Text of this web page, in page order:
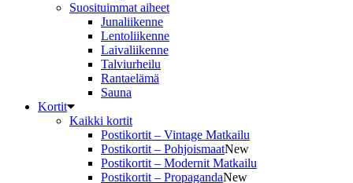
Suosituimmat aiheet
Junaliikenne
Lentoliikenne
Laivaliikenne
Talviurheilu
Rantaelämä
Sauna
Kortit
Kaikki kortit
Postikortit – Vintage Matkailu
Postikortit – PohjoismaatNew
Postikortit – Modernit Matkailu
Postikortit – PropagandaNew